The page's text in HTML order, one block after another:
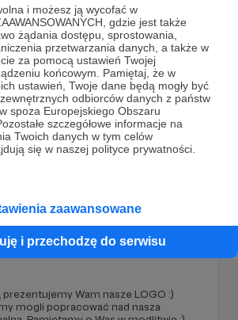
i możesz ją wycofać w
gdzie jest także
żądania dostępu, sprostowania,
przetwarzania danych, a także w
za pomocą ustawień Twojej
końcowym. Pamiętaj, że w
ustawień, Twoje dane będą mogły być
odbiorców danych z państw
spoza Europejskiego Obszaru
szczegółowe informacje na
Twoich danych w tym celów
się w naszej polityce prywatności.
zaawansowane
i przechodzę do serwisu
kościół katolicki pokusa
Wam nasze LOGO :)
mogli popracować nad nasza